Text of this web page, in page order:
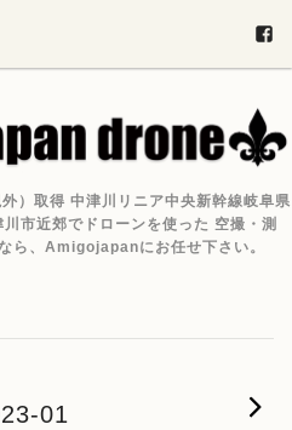
）取得 中津川リニア中央新幹線岐阜県
市近郊でドローンを使った 空撮・測
ら、Amigojapanにお任せ下さい。
01